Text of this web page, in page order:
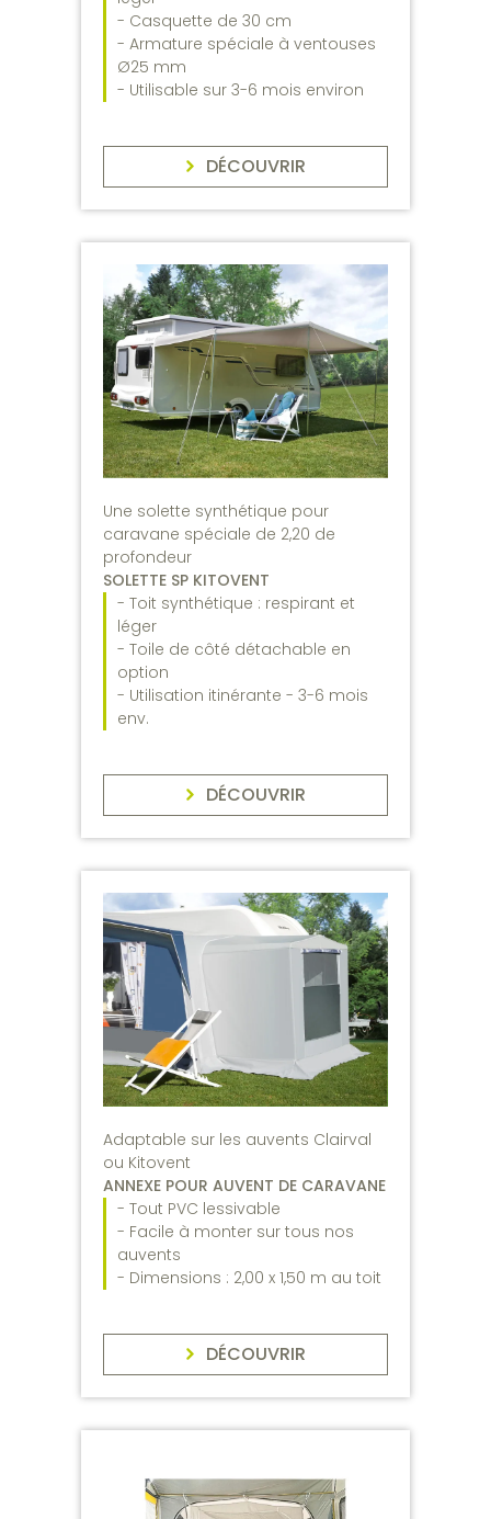
- Casquette de 30 cm
- Armature spéciale à ventouses
Ø25 mm
- Utilisable sur 3-6 mois environ
DÉCOUVRIR
Une solette synthétique pour
caravane spéciale de 2,20 de
profondeur
SOLETTE SP KITOVENT
- Toit synthétique : respirant et
léger
- Toile de côté détachable en
option
- Utilisation itinérante - 3-6 mois
env.
DÉCOUVRIR
Adaptable sur les auvents Clairval
ou Kitovent
ANNEXE POUR AUVENT DE CARAVANE
- Tout PVC lessivable
- Facile à monter sur tous nos
auvents
- Dimensions : 2,00 x 1,50 m au toit
DÉCOUVRIR